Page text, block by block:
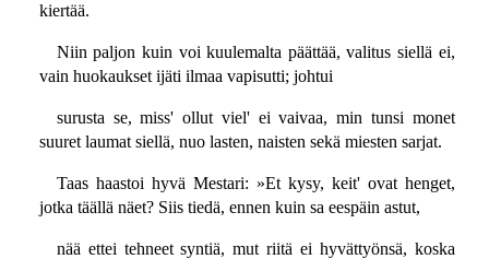
kiertää.
Niin paljon kuin voi kuulemalta päättää, valitus siellä ei,
vain huokaukset ijäti ilmaa vapisutti; johtui
surusta se, miss' ollut viel' ei vaivaa, min tunsi monet
suuret laumat siellä, nuo lasten, naisten sekä miesten sarjat.
Taas haastoi hyvä Mestari: »Et kysy, keit' ovat henget,
jotka täällä näet? Siis tiedä, ennen kuin sa eespäin astut,
nää ettei tehneet syntiä, mut riitä ei hyvättyönsä, koska